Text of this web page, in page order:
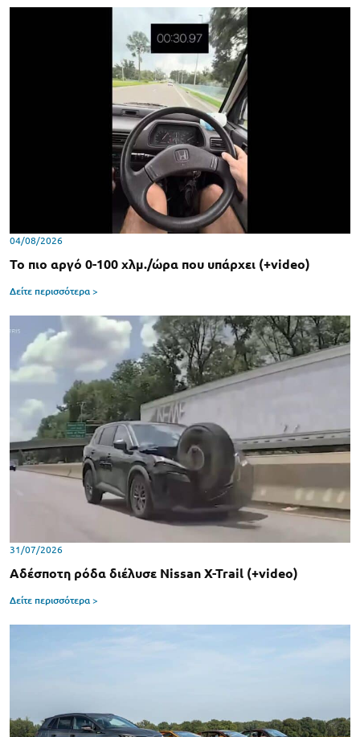
04/08/2026
Το πιο αργό 0-100 χλμ./ώρα που υπάρχει (+video)
Δείτε περισσότερα >
31/07/2026
Αδέσποτη ρόδα διέλυσε Nissan X-Trail (+video)
Δείτε περισσότερα >